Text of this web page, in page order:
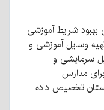
شرایط آموزشی
وسایل آموزشی و
سرمایشی و
مدارس
تخصیص داده